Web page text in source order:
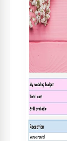
Formato
Criado
Última
Comunidade
Estatísticas de
Principais
Adequado Para